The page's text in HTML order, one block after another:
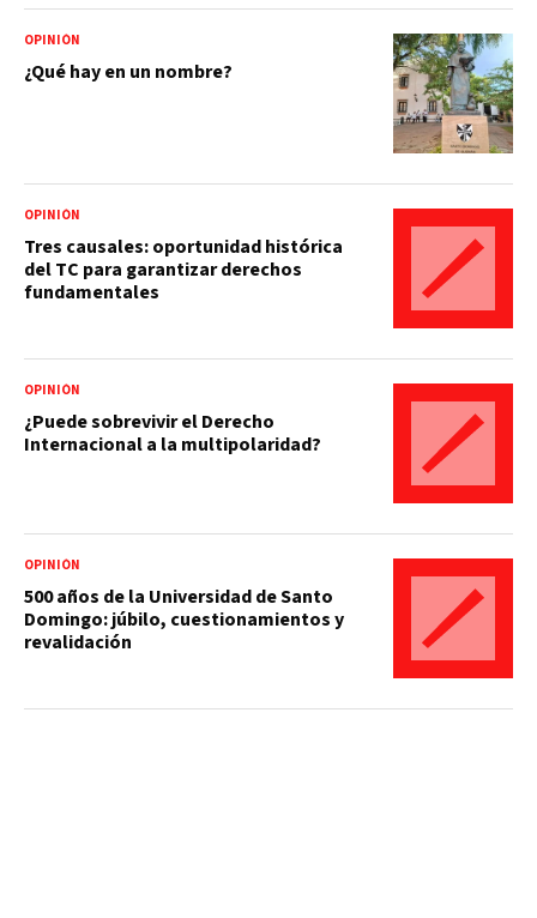
OPINIÓN
¿Qué hay en un nombre?
OPINIÓN
Tres causales: oportunidad histórica
del TC para garantizar derechos
fundamentales
OPINIÓN
¿Puede sobrevivir el Derecho
Internacional a la multipolaridad?
OPINIÓN
500 años de la Universidad de Santo
Domingo: júbilo, cuestionamientos y
revalidación